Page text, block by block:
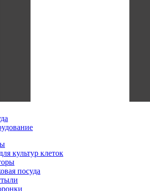
культур клеток
посуда